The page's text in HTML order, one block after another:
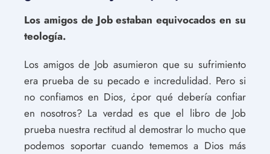
Los amigos de Job estaban equivocados en su
teología.
Los amigos de Job asumieron que su sufrimiento
era prueba de su pecado e incredulidad. Pero si
no confiamos en Dios, ¿por qué debería confiar
en nosotros? La verdad es que el libro de Job
prueba nuestra rectitud al demostrar lo mucho que
podemos soportar cuando tememos a Dios más